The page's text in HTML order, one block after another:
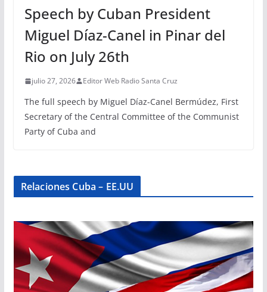
Speech by Cuban President
Miguel Díaz-Canel in Pinar del
Rio on July 26th
julio 27, 2026 Editor Web Radio Santa Cruz
The full speech by Miguel Díaz-Canel Bermúdez, First
Secretary of the Central Committee of the Communist
Party of Cuba and
Relaciones Cuba – EE.UU